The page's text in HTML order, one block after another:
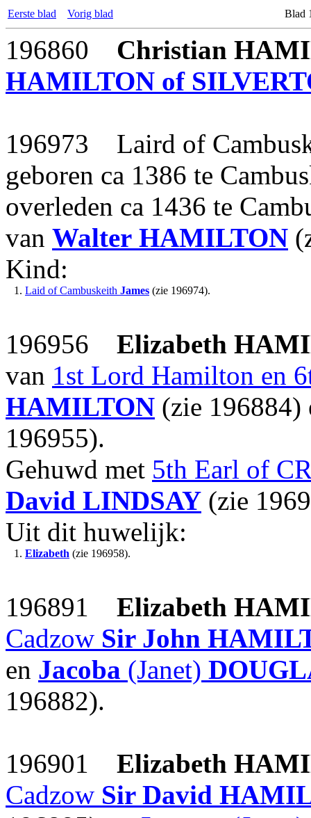
Eerste blad Vorig blad Blad
196860 Christian
HAMILTON of
196973 Laird of
geboren ca 1386 te
overleden ca 1436 te
van Walter HAMILTON
Kind:
1. Laid of Cambuskeith James (zie 196974).
196956 Elizabeth
van 1st Lord Hamilton en
HAMILTON (zie
196955).
Gehuwd met 5th Earl of
David LINDSAY (zie
Uit dit huwelijk:
1. Elizabeth (zie 196958).
196891 Elizabeth
Cadzow Sir John
en Jacoba (Janet)
196882).
196901 Elizabeth
Cadzow Sir David